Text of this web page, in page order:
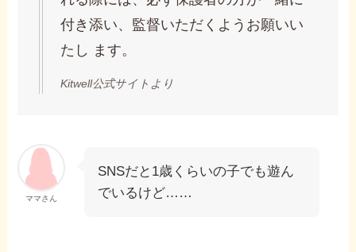
付き添い、監督いただくようお願いい
たし ます。
Kitwell公式サイトより
ママさん
SNSだと1歳くらいの子でも遊ん
でいるけど……